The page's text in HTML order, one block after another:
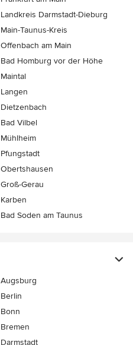
Landkreis Darmstadt-Dieburg
Main-Taunus-Kreis
Offenbach am Main
Bad Homburg vor der Höhe
Maintal
Langen
Dietzenbach
Bad Vilbel
Mühlheim
Pfungstadt
Obertshausen
Groß-Gerau
Karben
Bad Soden am Taunus
Augsburg
Berlin
Bonn
Bremen
Darmstadt